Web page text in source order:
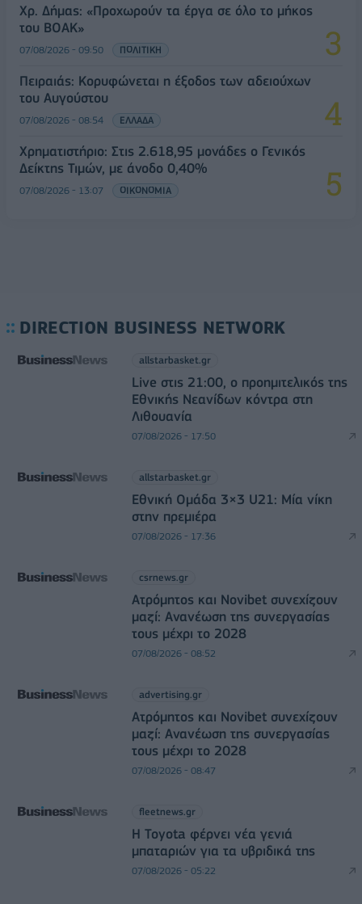
Χρ. Δήμας: «Προχωρούν τα έργα σε όλο το μήκος
του ΒΟΑΚ»
07/08/2026 - 09:50 ΠΟΛΙΤΙΚΗ
Πειραιάς: Κορυφώνεται η έξοδος των αδειούχων
του Αυγούστου
07/08/2026 - 08:54 ΕΛΛΑΔΑ
Χρηματιστήριο: Στις 2.618,95 μονάδες ο Γενικός
Δείκτης Τιμών, με άνοδο 0,40%
07/08/2026 - 13:07 ΟΙΚΟΝΟΜΙΑ
DIRECTION BUSINESS NETWORK
allstarbasket.gr
Live στις 21:00, ο προημιτελικός της
Εθνικής Νεανίδων κόντρα στη
Λιθουανία
07/08/2026 - 17:50
allstarbasket.gr
Εθνική Ομάδα 3×3 U21: Μία νίκη
στην πρεμιέρα
07/08/2026 - 17:36
csrnews.gr
Ατρόμητος και Novibet συνεχίζουν
μαζί: Ανανέωση της συνεργασίας
τους μέχρι το 2028
07/08/2026 - 08:52
advertising.gr
Ατρόμητος και Novibet συνεχίζουν
μαζί: Ανανέωση της συνεργασίας
τους μέχρι το 2028
07/08/2026 - 08:47
fleetnews.gr
Η Toyota φέρνει νέα γενιά
μπαταριών για τα υβριδικά της
07/08/2026 - 05:22